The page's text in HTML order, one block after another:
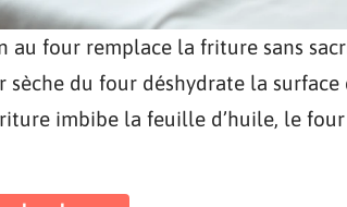
au four remplace la friture sans
sèche du four déshydrate la
imbibe la feuille d’huile, le